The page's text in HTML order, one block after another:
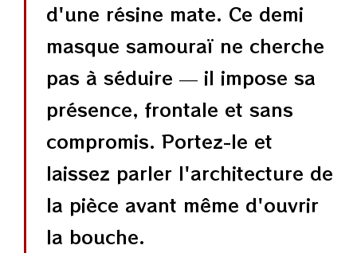
d'une résine mate. Ce demi
masque samouraï ne cherche
pas à séduire — il impose sa
présence, frontale et sans
compromis. Portez-le et
laissez parler l'architecture de
la pièce avant même d'ouvrir
la bouche.